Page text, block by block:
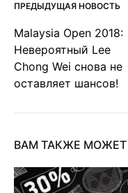
Post
ПРЕДЫДУЩАЯ НОВОСТЬ
Malaysia Open 2018:
Невероятный Lee
Chong Wei снова не
оставляет шансов!
ВАМ ТАКЖЕ